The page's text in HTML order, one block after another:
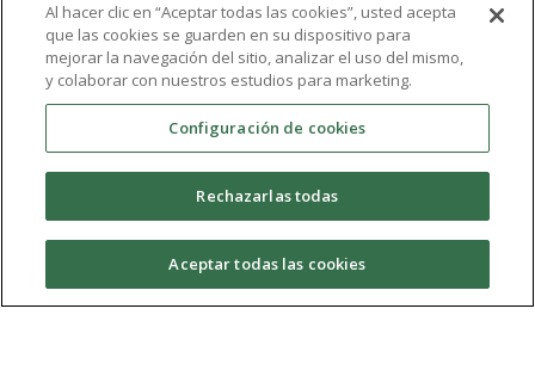
Grupos de Investigación
Portal del Doctorado
UCAM
Universidad Católica San Antonio de Murcia
Campus de los Jerónimos, Guadalupe 30107
(Murcia) - España
Al hacer clic en “Aceptar todas las cookies”, usted acepta
que las cookies se guarden en su dispositivo para
mejorar la navegación del sitio, analizar el uso del mismo,
y colaborar con nuestros estudios para marketing.
Configuración de cookies
Rechazarlas todas
Aceptar todas las cookies